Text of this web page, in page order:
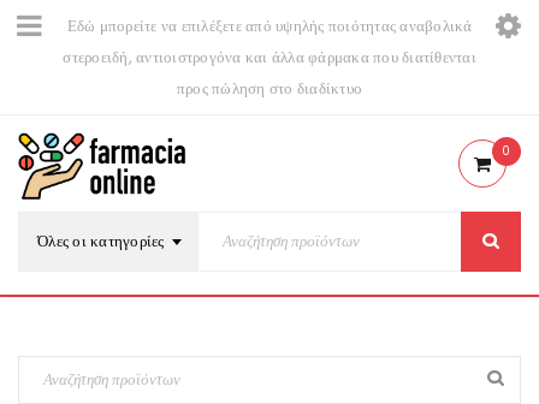
Εδώ μπορείτε να επιλέξετε από υψηλής ποιότητας αναβολικά
στεροειδή, αντιοιστρογόνα και άλλα φάρμακα που διατίθενται
προς πώληση στο διαδίκτυο
Όλες οι κατηγορίες
0